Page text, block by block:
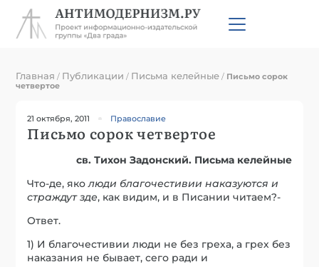
Главная / Публикации / Письма келейные / Письмо сорок
четвертое
21 октября, 2011 Православие
Письмо сорок четвертое
св. Тихон Задонский. Письма келейные
Что-де, яколюди благочестивии наказуются и
страждут зде, как видим, и в Писании читаем?-
Ответ.
1) И благочестивии люди не без греха, а грех без
наказания не бывает, сего ради и